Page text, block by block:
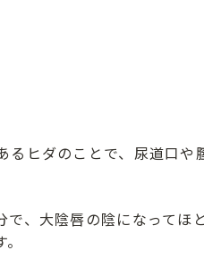
ヒダのことで、尿道口や
、大陰唇の陰になってほ